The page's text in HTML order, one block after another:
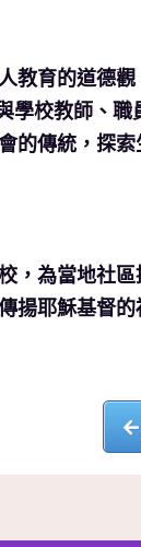
教育的道德
校教師、職
的傳統，探索
，為當地社
揚耶穌基督的